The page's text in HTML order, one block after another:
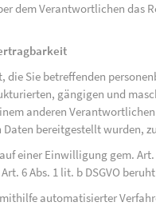
dem Verantwortlichen das
die Sie betreffenden
gängigen und
anderen
Daten bereitgestellt wurden,
einer Einwilligung gem. Art.
6 Abs. 1 lit. b DSGVO
automatisierter